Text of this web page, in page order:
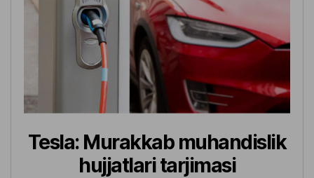
Tesla: Murakkab muhandislik
hujjatlari tarjimasi